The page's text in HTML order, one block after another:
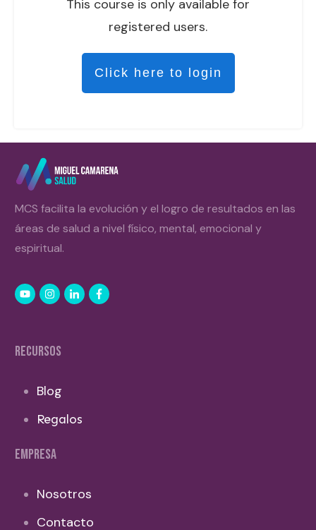
This course is only available for
registered users.
Click here to login
MCS facilita la evolución y el logro de resultados en las
áreas de salud a nivel físico, mental, emocional y
espiritual.
RECURSOS
Blog
Regalos
EMPRESA
Nosotros
Contacto